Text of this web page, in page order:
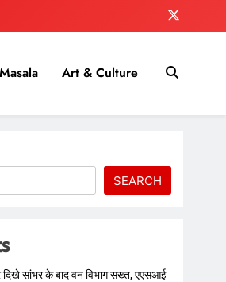
Art & Culture
SEARCH
दिखे सांभर के बाद वन विभाग सख्त, एएसआई